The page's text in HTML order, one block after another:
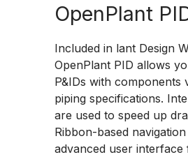
OpenPlant
Included in lant Design
OpenPlant PID allows
P&IDs with components
piping specifications.
are used to speed up
Ribbon-based
advanced user interface